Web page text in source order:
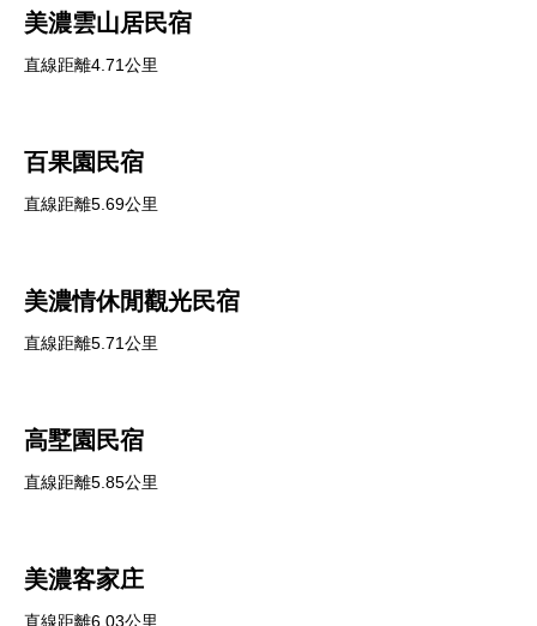
美濃雲山居民宿
直線距離4.71公里
百果園民宿
直線距離5.69公里
美濃情休閒觀光民宿
直線距離5.71公里
高墅園民宿
直線距離5.85公里
美濃客家庄
直線距離6.03公里